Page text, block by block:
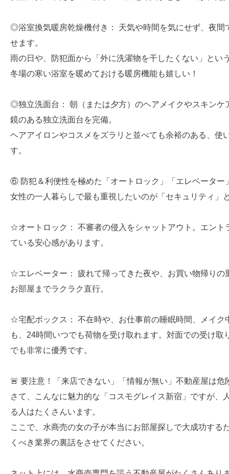
◎浴室換気暖房乾燥機付き： 天気や時間を気にせず、夜間
せます。
雨の日や、防犯面から「外に洗濯物を干したくない」とい
冬場の寒い浴室を暖めておける暖房機能も嬉しい！
◎独立洗面台： 朝（または夕方）のヘアメイクやスキンケ
鏡のある独立洗面台を完備。
ヘアアイロンやコスメをズラリと並べても余裕のある、使
す。
⑥ 防犯＆利便性を極めた「オートロック」「エレベーター
女性の一人暮らしで最も重視したいのが「セキュリティ」
☆オートロック： 不審者の侵入をシャットアウト。エント
ている安心感があります。
☆エレベーター： 疲れて帰ってきた夜や、お買い物帰りの
お部屋までラクラク直行。
☆宅配ボックス： 不在時や、お仕事前の睡眠時間、メイク
も、24時間いつでも荷物を受け取れます。対面での受け取
でも非常に優秀です。
🚨 要注意！「来店できない」「情報が無い」不動産屋は危
さて、こんなに魅力的な「コスモグレイス新宿」ですが、
る人はたくさんいます。
ここで、水商売の女の子が本当にお部屋探しで大成功する
くべき業界の裏話をさせてください。